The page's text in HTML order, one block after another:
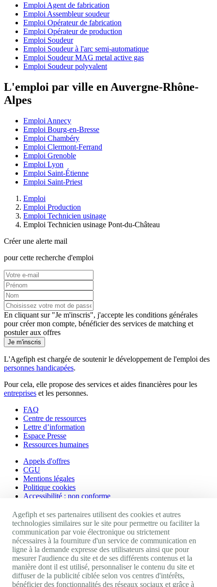
Emploi Agent de fabrication
Emploi Assembleur soudeur
Emploi Opérateur de fabrication
Emploi Opérateur de production
Emploi Soudeur
Emploi Soudeur à l'arc semi-automatique
Emploi Soudeur MAG metal active gas
Emploi Soudeur polyvalent
L'emploi par ville en Auvergne-Rhône-
Alpes
Emploi Annecy
Emploi Bourg-en-Bresse
Emploi Chambéry
Emploi Clermont-Ferrand
Emploi Grenoble
Emploi Lyon
Emploi Saint-Étienne
Emploi Saint-Priest
Emploi
Emploi Production
Emploi Technicien usinage
Emploi Technicien usinage Pont-du-Château
Créer une alerte mail
pour cette recherche d'emploi
En cliquant sur "Je m'inscris", j'accepte les conditions générales
pour créer mon compte, bénéficier des services de matching et
postuler aux offres
Je m'inscris
L'Agefiph est chargée de soutenir le développement de l'emploi des
personnes handicapées.
Pour cela, elle propose des services et aides financières pour les
entreprises et les personnes.
FAQ
Centre de ressources
Lettre d’information
Espace Presse
Ressources humaines
Appels d'offres
CGU
Mentions légales
Politique cookies
Accessibilité : non conforme
Nos autres sites
Site portail Agefiph
Activateur de progrès
Handinnov
Innovation et recherche
Université du RRH
Service AppuiPro
Agefiph et ses partenaires utilisent des cookies et autres
technologies similaires sur le site pour permettre ou faciliter la
communication par voie électronique ou strictement
nécessaires à la fourniture d'un service de communication en
ligne à la demande expresse des utilisateurs ainsi que pour
mesurer l'audience du site et de ses différents contenus et la
manière dont il est utilisé, personnaliser le contenu du site et
diffuser de la publicité ciblée selon vos centres d'intérêts,
bénéficier des fonctionnalités des réseaux sociaux et grâce à